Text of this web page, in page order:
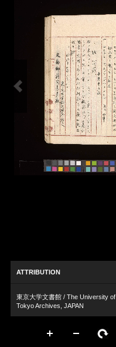
ATTRIBUTION
東京大学文書館 / The University of
Tokyo Archives, JAPAN